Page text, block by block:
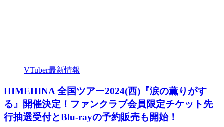
VTuber最新情報
HIMEHINA 全国ツアー2024(西)『涙の薫りがす
る』開催決定！ファンクラブ会員限定チケット先
行抽選受付とBlu-rayの予約販売も開始！